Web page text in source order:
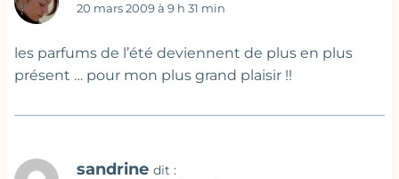
20 mars 2009 à 9 h 31 min
les parfums de l’été deviennent de plus en plus
présent … pour mon plus grand plaisir !!
sandrine dit :